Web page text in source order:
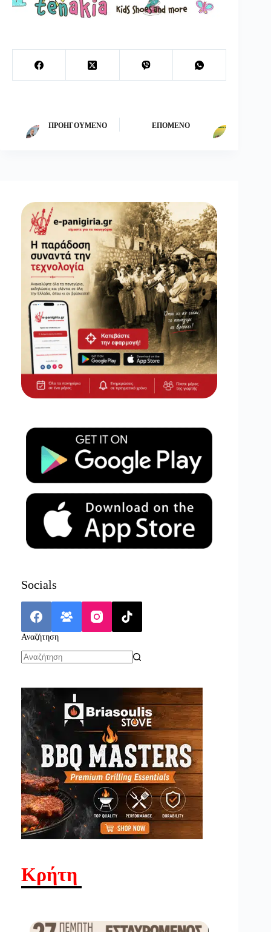
ΠΡΟΗΓΟΎΜΕΝΟ ΕΠΌΜΕΝΟ
Socials
Αναζήτηση
Κρήτη